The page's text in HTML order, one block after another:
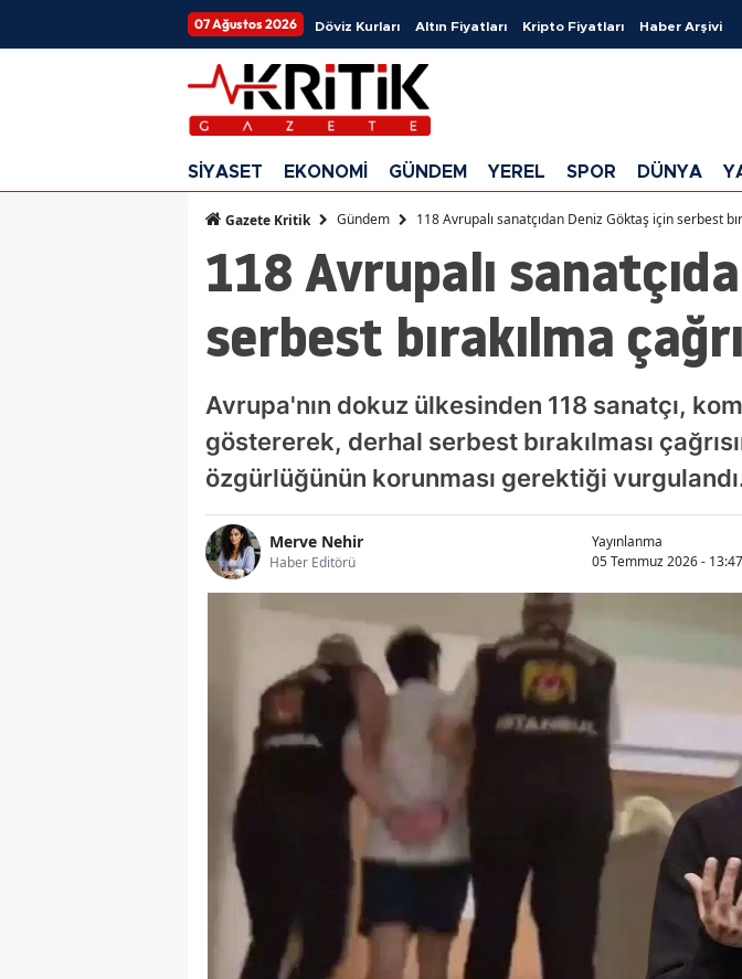
07 Ağustos 2026 Döviz Kurları Altın Fiyatları Kripto Fiyatları Haber Arşivi
SİYASET EKONOMİ GÜNDEM YEREL SPOR DÜNYA
Gazete Kritik Gündem 118 Avrupalı sanatçıdan Deniz Göktaş için serbest
118 Avrupalı
serbest bırakılma
Avrupa'nın dokuz ülkesinden 118 sanatçı,
göstererek, derhal serbest bırakılması
özgürlüğünün korunması gerektiği
Merve Nehir
Haber Editörü
Yayınlanma
05 Temmuz 2026 - 13:47